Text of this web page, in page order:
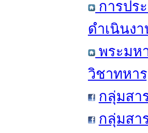
การปร
ดำเนินง
พระมห
วิชาทหา
กลุ่มสา
กลุ่มสา